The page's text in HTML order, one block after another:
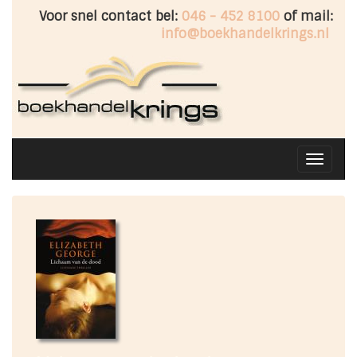
Voor snel contact bel: 046 - 452 8100 of mail:
info@boekhandelkrings.nl
Toggle